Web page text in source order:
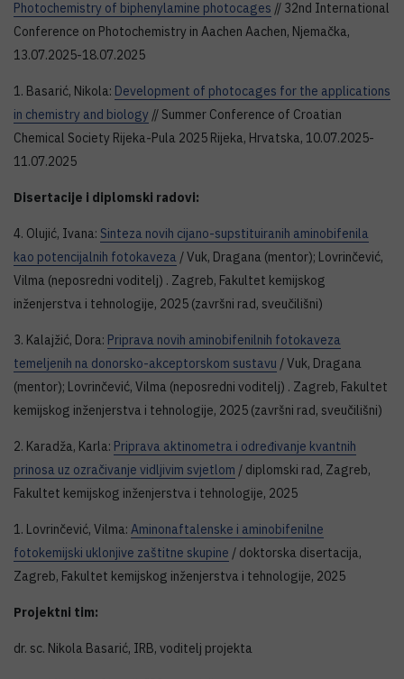
Photochemistry of biphenylamine photocages // 32nd International
Conference on Photochemistry in Aachen Aachen, Njemačka,
13.07.2025-18.07.2025
1. Basarić, Nikola: Development of photocages for the applications
in chemistry and biology // Summer Conference of Croatian
Chemical Society Rijeka-Pula 2025 Rijeka, Hrvatska, 10.07.2025-
11.07.2025
Disertacije i diplomski radovi:
4. Olujić, Ivana: Sinteza novih cijano-supstituiranih aminobifenila
kao potencijalnih fotokaveza / Vuk, Dragana (mentor); Lovrinčević,
Vilma (neposredni voditelj) . Zagreb, Fakultet kemijskog
inženjerstva i tehnologije, 2025 (završni rad, sveučilišni)
3. Kalajžić, Dora: Priprava novih aminobifenilnih fotokaveza
temeljenih na donorsko-akceptorskom sustavu / Vuk, Dragana
(mentor); Lovrinčević, Vilma (neposredni voditelj) . Zagreb, Fakultet
kemijskog inženjerstva i tehnologije, 2025 (završni rad, sveučilišni)
2. Karadža, Karla: Priprava aktinometra i određivanje kvantnih
prinosa uz ozračivanje vidljivim svjetlom / diplomski rad, Zagreb,
Fakultet kemijskog inženjerstva i tehnologije, 2025
1. Lovrinčević, Vilma: Aminonaftalenske i aminobifenilne
fotokemijski uklonjive zaštitne skupine / doktorska disertacija,
Zagreb, Fakultet kemijskog inženjerstva i tehnologije, 2025
Projektni tim:
dr. sc. Nikola Basarić, IRB, voditelj projekta